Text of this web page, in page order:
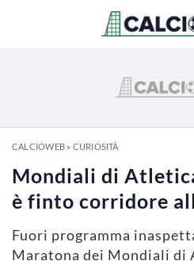
CALCIOWEB» CURIOSITÀ
Mondiali di
è finto corridore
Fuori programma
Maratona dei Mondiali di